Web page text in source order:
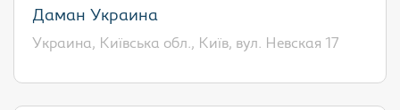
Даман Украина
Украина, Київська обл., Київ, вул. Невская 17